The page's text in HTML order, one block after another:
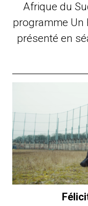
Afrique du
programme Un
présenté en